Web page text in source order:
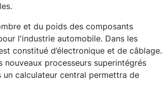
et du poids des composants
l'industrie automobile. Dans les
constitué d’électronique et de câblage.
processeurs superintégrés
calculateur central permettra de